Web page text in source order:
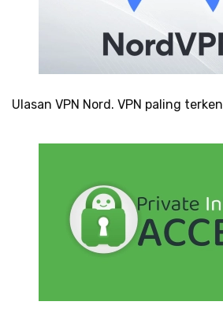
Ulasan VPN Nord. VPN paling